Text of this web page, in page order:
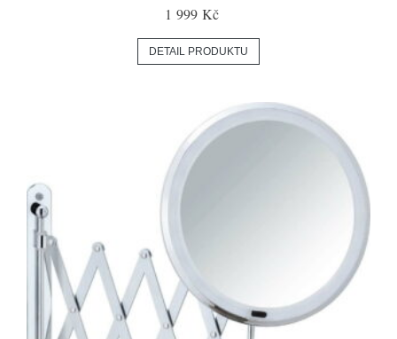
1 999 Kč
DETAIL PRODUKTU